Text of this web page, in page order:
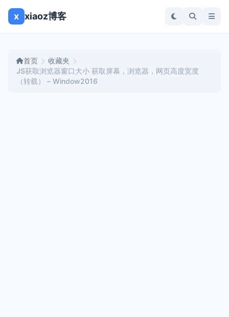
x xiaoz博客
首页
收藏夹
JS获取浏览器窗口大小 获取屏幕，浏览器，网页高度宽度
（转载） – Window2016